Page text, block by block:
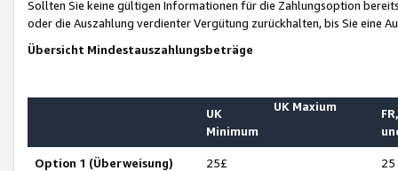
Sollten Sie keine gültigen Informationen für die Zahlungsoption
oder die Auszahlung verdienter Vergütung zurückhalten, bis Sie
Übersicht Mindestauszahlungsbeträge
UK
Minimum
UK Maxium
Option 1 (Überweisung) 25£ 25